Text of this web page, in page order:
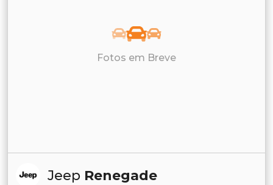
Fotos em Breve
Jeep Renegade